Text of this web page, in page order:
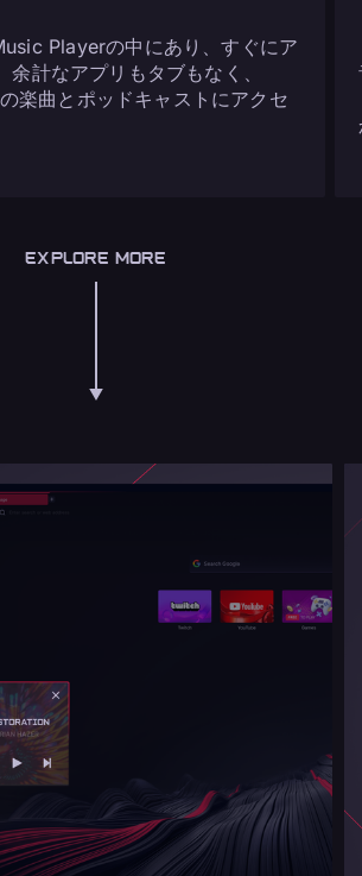
Playerの中にあり、すぐにア
余計なアプリもタブもなく、
楽曲とポッドキャストにアクセ
EXPLORE MORE